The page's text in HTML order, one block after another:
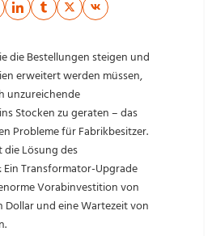
die Bestellungen steigen und
erweitert werden müssen,
unzureichende
Stocken zu geraten – das
Probleme für Fabrikbesitzer.
die Lösung des
Ein Transformator-Upgrade
Vorabinvestition von
und eine Wartezeit von